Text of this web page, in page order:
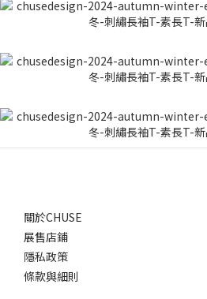
關於CHUSE
展售店鋪
隱私政策
條款與細則